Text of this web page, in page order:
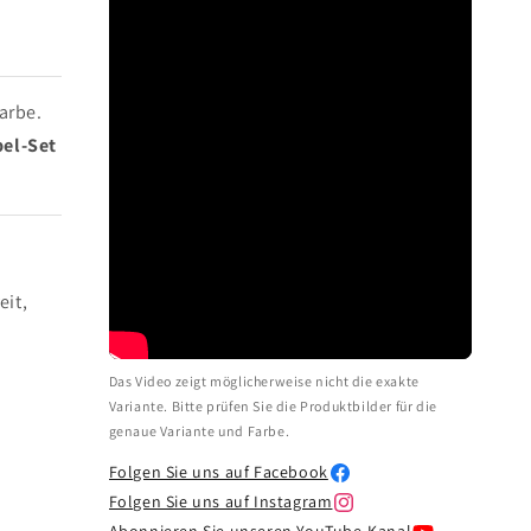
Set
Das Video zeigt möglicherweise nicht die exakte
Variante. Bitte prüfen Sie die Produktbilder für die
genaue Variante und Farbe.
Folgen Sie uns auf Facebook
Folgen Sie uns auf Instagram